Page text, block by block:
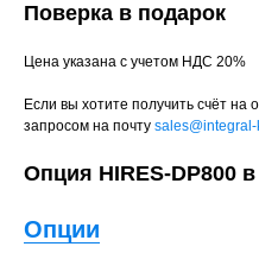
Поверка в подарок
Цена указана с учетом НДС 20%
Если вы хотите получить счёт на
запросом на почту sales@integral-
Опция HIRES-DP800
Опции